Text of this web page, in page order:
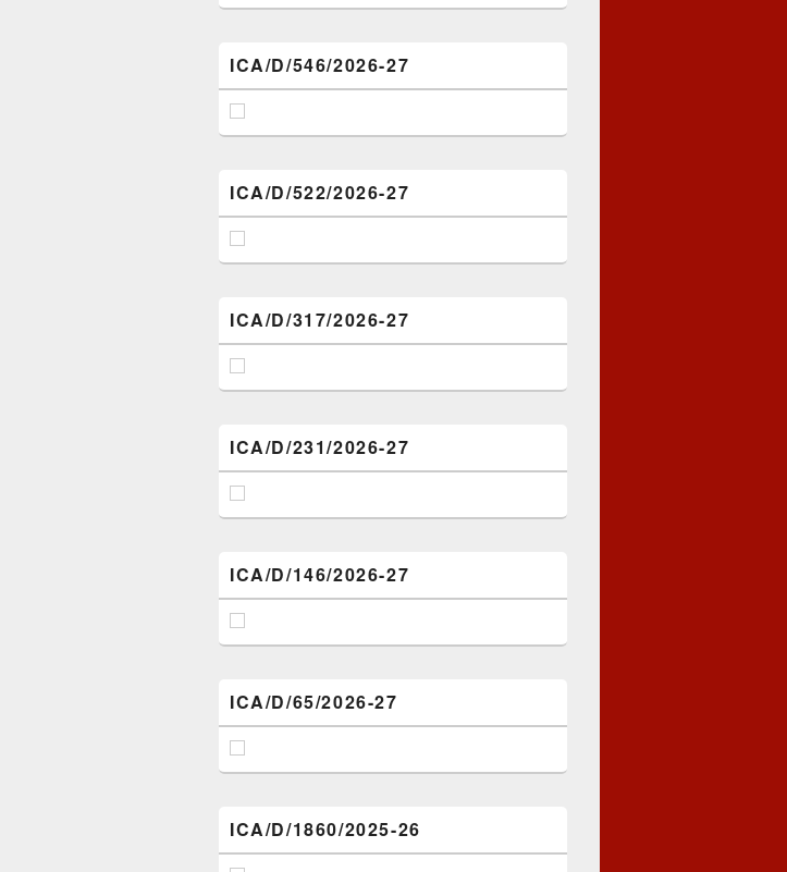
ICA/D/546/2026-27
ICA/D/522/2026-27
ICA/D/317/2026-27
ICA/D/231/2026-27
ICA/D/146/2026-27
ICA/D/65/2026-27
ICA/D/1860/2025-26